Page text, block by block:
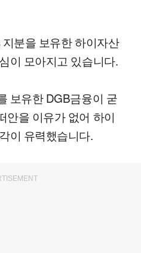
분을 보유한 하이자산
이 모아지고 있습니다.
보유한 DGB금융이 굳
안을 이유가 없어 하이
이 유력했습니다.